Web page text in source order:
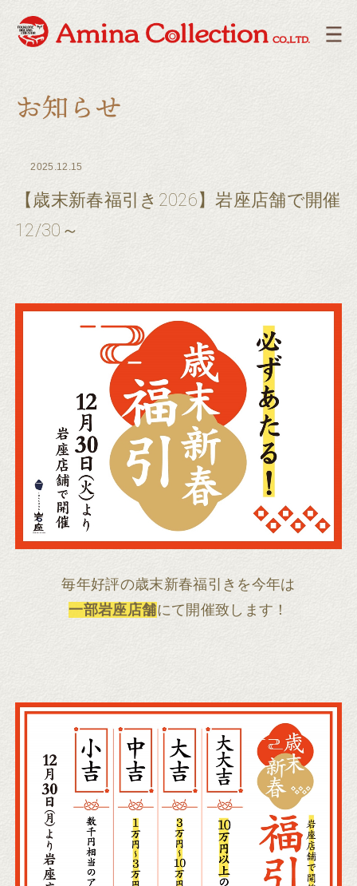
2025.12.15
【歳末新春福引き2026】岩座店舗で開催
12/30～
毎年好評の歳末新春福引きを今年は
一部岩座店舗にて開催致します！